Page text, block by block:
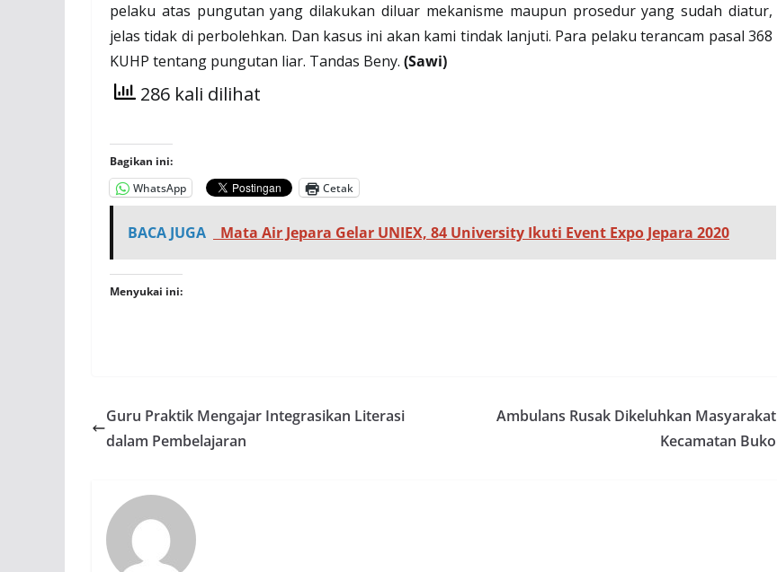
pelaku atas pungutan yang dilakukan diluar mekanisme maupun prosedur yang sudah diatur,
jelas tidak di perbolehkan. Dan kasus ini akan kami tindak lanjuti. Para pelaku terancam pasal 368
KUHP tentang pungutan liar. Tandas Beny. (Sawi)
286 kali dilihat
Bagikan ini:
WhatsApp
Cetak
BACA JUGA Mata Air Jepara Gelar UNIEX, 84 University Ikuti Event Expo Jepara 2020
Menyukai ini:
Guru Praktik Mengajar Integrasikan Literasi
dalam Pembelajaran
Ambulans Rusak Dikeluhkan Masyarakat
Kecamatan Buko